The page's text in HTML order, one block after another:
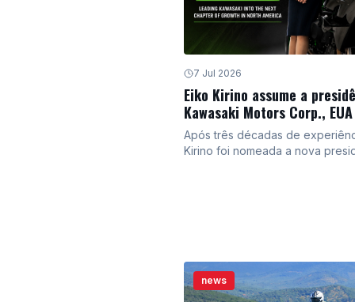
7 Jul 2026
Eiko Kirino assume a
Kawasaki Motors Corp., EUA
Após três décadas de
Kirino foi nomeada a nova
news